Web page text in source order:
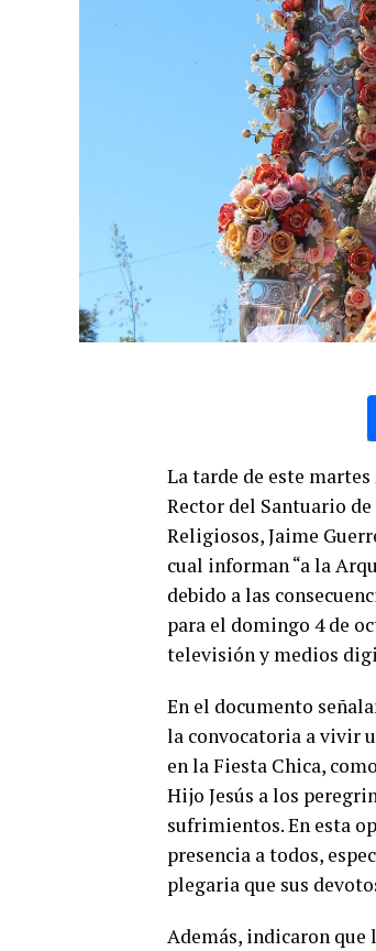
La tarde de este martes
Rector del Santuario
Religiosos, Jaime
cual informan “a la
debido a las
para el domingo 4 de
televisión y medios
En el documento
la convocatoria a vivir
en la Fiesta Chica,
Hijo Jesús a los
sufrimientos. En esta
presencia a todos,
plegaria que sus
Además, indicaron que